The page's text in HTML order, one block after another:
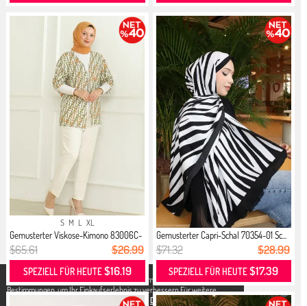
X
Wir verwenden Cookies in Übereinstimmung mit den gesetzlichen
Bestimmungen, um Ihr Einkaufserlebnis zu verbessern.Für weitere
Detallierte Informationen können Sie unsere Datenschutz und Cookies
S M L XL
Gemusterter Viskose-Kimono 83006C-
0...
$65.61 $26.99
SPEZIELL FÜR HEUTE$16.19
Gemusterter Capri-Schal 70354-01 Sc...
$71.32 $28.99
SPEZIELL FÜR HEUTE$17.39